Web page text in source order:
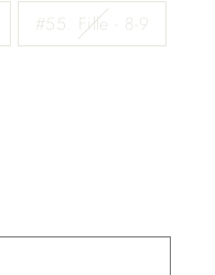
#55. Fille - 8-9